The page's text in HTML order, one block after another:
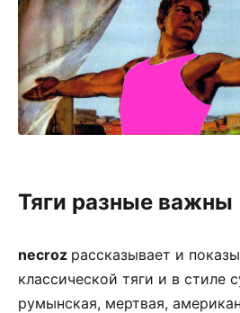
Тяги разные важны
necroz рассказывает и
классической тяги и в стиле
румынская, мертвая,